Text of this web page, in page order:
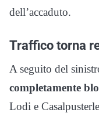
dell’accaduto.
Traffico torna
A seguito del
completamente
Lodi e